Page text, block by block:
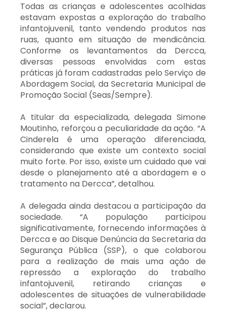
Todas as crianças e adolescentes acolhidas
estavam expostas a exploração do trabalho
infantojuvenil, tanto vendendo produtos nas
ruas, quanto em situação de mendicância.
Conforme os levantamentos da Dercca,
diversas pessoas envolvidas com estas
práticas já foram cadastradas pelo Serviço de
Abordagem Social, da Secretaria Municipal de
Promoção Social (Seas/Sempre).
A titular da especializada, delegada Simone
Moutinho, reforçou a peculiaridade da ação. “A
Cinderela é uma operação diferenciada,
considerando que existe um contexto social
muito forte. Por isso, existe um cuidado que vai
desde o planejamento até a abordagem e o
tratamento na Dercca”, detalhou.
A delegada ainda destacou a participação da
sociedade. “A população participou
significativamente, fornecendo informações à
Dercca e ao Disque Denúncia da Secretaria da
Segurança Pública (SSP), o que colaborou
para a realização de mais uma ação de
repressão a exploração do trabalho
infantojuvenil, retirando crianças e
adolescentes de situações de vulnerabilidade
social”, declarou.